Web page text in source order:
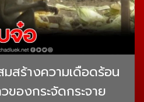
สร้างความเดือดร้อน
ของกระจัดกระจาย